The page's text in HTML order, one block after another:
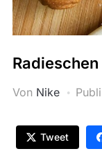
Von Nike
Tweet